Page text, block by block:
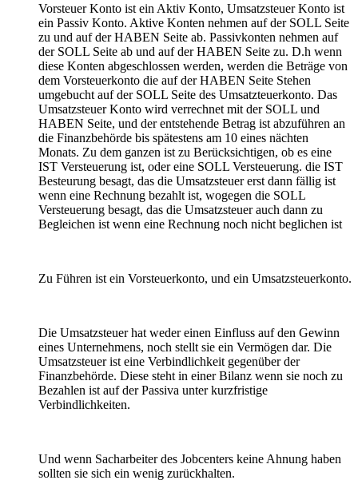
Vorsteuer Konto ist ein Aktiv Konto, Umsatzsteuer Konto ist
ein Passiv Konto. Aktive Konten nehmen auf der SOLL Seite
zu und auf der HABEN Seite ab. Passivkonten nehmen auf
der SOLL Seite ab und auf der HABEN Seite zu. D.h wenn
diese Konten abgeschlossen werden, werden die Beträge von
dem Vorsteuerkonto die auf der HABEN Seite Stehen
umgebucht auf der SOLL Seite des Umsatzteuerkonto. Das
Umsatzsteuer Konto wird verrechnet mit der SOLL und
HABEN Seite, und der entstehende Betrag ist abzuführen an
die Finanzbehörde bis spätestens am 10 eines nächten
Monats. Zu dem ganzen ist zu Berücksichtigen, ob es eine
IST Versteuerung ist, oder eine SOLL Versteuerung. die IST
Besteurung besagt, das die Umsatzsteuer erst dann fällig ist
wenn eine Rechnung bezahlt ist, wogegen die SOLL
Versteuerung besagt, das die Umsatzsteuer auch dann zu
Begleichen ist wenn eine Rechnung noch nicht beglichen ist
Zu Führen ist ein Vorsteuerkonto, und ein Umsatzsteuerkonto.
Die Umsatzsteuer hat weder einen Einfluss auf den Gewinn
eines Unternehmens, noch stellt sie ein Vermögen dar. Die
Umsatzsteuer ist eine Verbindlichkeit gegenüber der
Finanzbehörde. Diese steht in einer Bilanz wenn sie noch zu
Bezahlen ist auf der Passiva unter kurzfristige
Verbindlichkeiten.
Und wenn Sacharbeiter des Jobcenters keine Ahnung haben
sollten sie sich ein wenig zurückhalten.